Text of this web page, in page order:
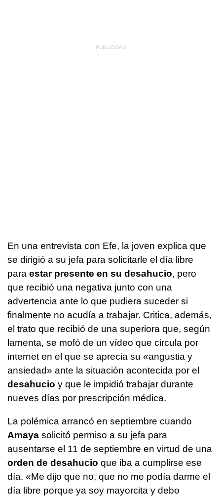
En una entrevista con Efe, la joven explica que
se dirigió a su jefa para solicitarle el día libre
para estar presente en su desahucio, pero
que recibió una negativa junto con una
advertencia ante lo que pudiera suceder si
finalmente no acudía a trabajar. Critica, además,
el trato que recibió de una superiora que, según
lamenta, se mofó de un vídeo que circula por
internet en el que se aprecia su «angustia y
ansiedad» ante la situación acontecida por el
desahucio y que le impidió trabajar durante
nueves días por prescripción médica.
La polémica arrancó en septiembre cuando
Amaya solicitó permiso a su jefa para
ausentarse el 11 de septiembre en virtud de una
orden de desahucio que iba a cumplirse ese
día. «Me dijo que no, que no me podía darme el
día libre porque ya soy mayorcita y debo